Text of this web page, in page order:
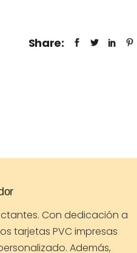
Share:
Con dedicación a
tarjetas PVC impresas
Además,